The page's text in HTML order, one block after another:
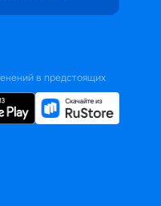
в предстоящих